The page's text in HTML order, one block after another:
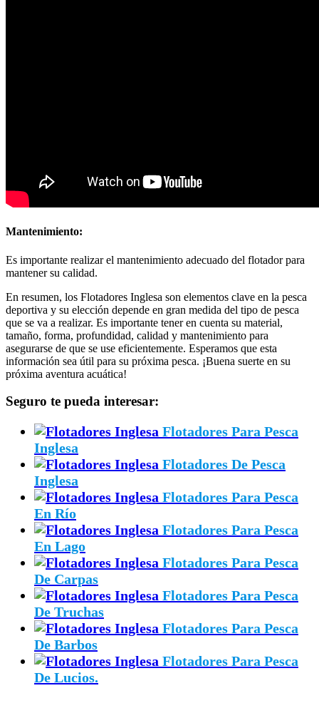
Mantenimiento:
Es importante realizar el mantenimiento adecuado del flotador para
mantener su calidad.
En resumen, los Flotadores Inglesa son elementos clave en la pesca
deportiva y su elección depende en gran medida del tipo de pesca
que se va a realizar. Es importante tener en cuenta su material,
tamaño, forma, profundidad, calidad y mantenimiento para
asegurarse de que se use eficientemente. Esperamos que esta
información sea útil para su próxima pesca. ¡Buena suerte en su
próxima aventura acuática!
Seguro te pueda interesar:
Flotadores Para Pesca
Inglesa
Flotadores De Pesca
Inglesa
Flotadores Para Pesca
En Río
Flotadores Para Pesca
En Lago
Flotadores Para Pesca
De Carpas
Flotadores Para Pesca
De Truchas
Flotadores Para Pesca
De Barbos
Flotadores Para Pesca
De Lucios.